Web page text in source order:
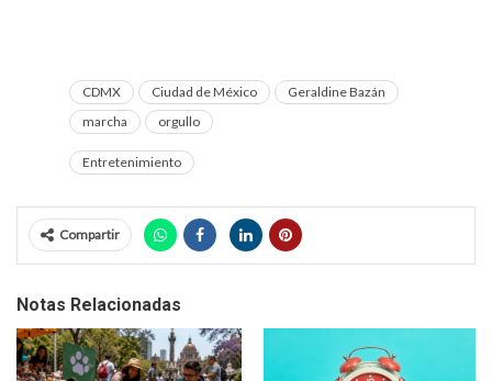
CDMX Ciudad de México
Geraldine Bazán
marcha
orgullo
Entretenimiento
Compartir
Notas Relacionadas